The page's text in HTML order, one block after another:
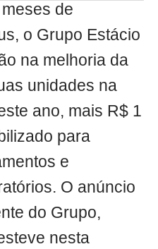
de
o Grupo Estácio
na melhoria da
unidades na
ano, mais R$ 1
para
e
O anúncio
do Grupo,
nesta